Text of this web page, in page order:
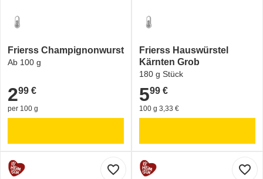
Frierss Champignonwurst
Ab 100 g
2,99 €
299 €
per 100 g
Frierss Hauswürstel
Kärnten Grob
180 g Stück
5,99 €
599 €
100 g 3,33 €
favorite_border favorite_border